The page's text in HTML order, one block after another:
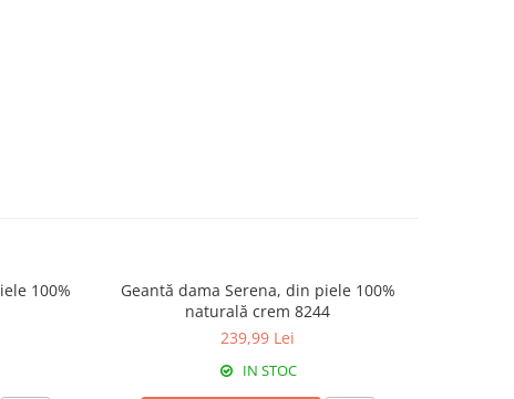
Geantă dama Serena, din piele 100%
naturală crem 8244
239,99 Lei
IN STOC